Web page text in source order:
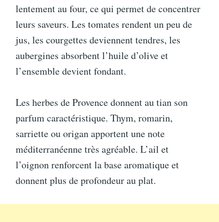
lentement au four, ce qui permet de concentrer
leurs saveurs. Les tomates rendent un peu de
jus, les courgettes deviennent tendres, les
aubergines absorbent l’huile d’olive et
l’ensemble devient fondant.
Les herbes de Provence donnent au tian son
parfum caractéristique. Thym, romarin,
sarriette ou origan apportent une note
méditerranéenne très agréable. L’ail et
l’oignon renforcent la base aromatique et
donnent plus de profondeur au plat.